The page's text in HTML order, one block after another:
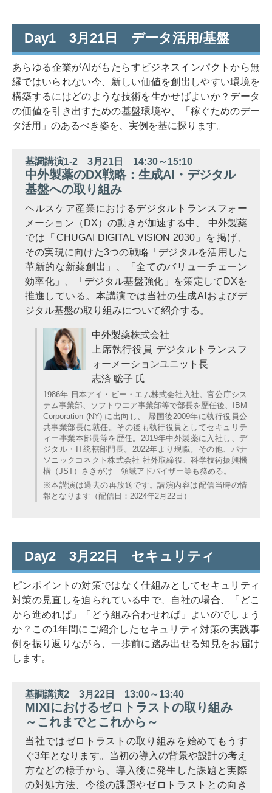
Day1 3月21日 データ活用/基盤
あらゆる企業がAIがもたらすビジネスインパクトから無
縁ではいられない今、新しい価値を創出しやすい環境を
構築するにはどのような技術を生かせばよいか？データ
の価値を引き出すための基盤環境や、「稼ぐためのデー
タ活用」のあるべき姿を、実例を基に探ります。
基調講演1-2 3月21日 14:30～15:10
中外製薬のDX戦略：生成AI・デジタル
基盤への取り組み
ヘルスケア産業におけるデジタルトランスフォー
メーション（DX）の動きが加速する中、 中外製薬
では「CHUGAI DIGITAL VISION 2030」を掲げ、
その実現に向けた3つの戦略「デジタルを活用した
革新的な新薬創出」、「全てのバリューチェーン
効率化」、「デジタル基盤強化」を策定してDXを
推進している。本講演では当社の生成AIおよびデ
ジタル基盤の取り組みについて紹介する。
中外製薬株式会社
上席執行役員 デジタルトランスフ
ォーメーションユニット長
志済 聡子 氏
1986年 日本アイ・ビー・エム株式会社入社。官公庁シス
テム事業部、ソフトウエア事業部等で部長を歴任後、IBM
Corporation (NY) に出向し、 帰国後2009年に執行役員公
共事業部長に就任。その後も執行役員としてセキュリテ
ィー事業本部長等を歴任。2019年中外製薬に入社し、デ
ジタル・IT統轄部門長。2022年より現職。その他、パナ
ソニックコネクト株式会社 社外取締役、科学技術振興機
構（JST）さきがけ 領域アドバイザー等も務める。
※本講演は過去の再放送です。講演内容は配信当時の情
報となります（配信日：2024年2月22日）
Day2 3月22日 セキュリティ
ピンポイントの対策ではなく仕組みとしてセキュリティ
対策の見直しを迫られている中で、自社の場合、「どこ
から進めれば」「どう組み合わせれば」よいのでしょう
か？この1年間にご紹介したセキュリティ対策の実践事
例を振り返りながら、一歩前に踏み出せる知見をお届け
します。
基調講演2 3月22日 13:00～13:40
MIXIにおけるゼロトラストの取り組み
～これまでとこれから～
当社ではゼロトラストの取り組みを始めてもうす
ぐ3年となります。当初の導入の背景や設計の考え
方などの様子から、導入後に発生した課題と実際
の対処方法、今後の課題やゼロトラストとの向き